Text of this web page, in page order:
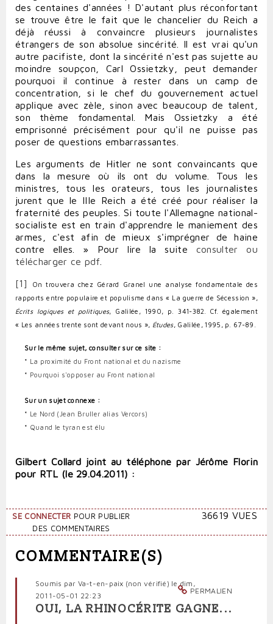
des centaines d'années ! D'autant plus réconfortant
se trouve être le fait que le chancelier du Reich a
déjà réussi à convaincre plusieurs journalistes
étrangers de son absolue sincérité. Il est vrai qu'un
autre pacifiste, dont la sincérité n'est pas sujette au
moindre soupçon, Carl Ossietzky, peut demander
pourquoi il continue à rester dans un camp de
concentration, si le chef du gouvernement actuel
applique avec zèle, sinon avec beaucoup de talent,
son thème fondamental. Mais Ossietzky a été
emprisonné précisément pour qu'il ne puisse pas
poser de questions embarrassantes.
Les arguments de Hitler ne sont convaincants que
dans la mesure où ils ont du volume. Tous les
ministres, tous les orateurs, tous les journalistes
jurent que le IIIe Reich a été créé pour réaliser la
fraternité des peuples. Si toute l'Allemagne national-
socialiste est en train d'apprendre le maniement des
armes, c'est afin de mieux s'imprégner de haine
contre elles. » Pour lire la suite consulter ou
télécharger ce pdf
[1]
On trouvera chez Gérard Granel une analyse fondamentale des
rapports entre populaire et populisme dans « La guerre de Sécession »,
Écrits logiques et politiques, Galilée, 1990, p. 341-382. Cf. également
« Les années trente sont devant nous », Études, Galilée, 1995, p. 67-89.
Sur le même sujet, consulter sur ce site :
* La proximité du Front national et du nazisme
* Pourquoi s'opposer au Front national
Sur un sujet connexe :
* Le Nord (Jean Bruller alias Vercors)
* Quand le tyran est élu
Gilbert Collard joint au téléphone par Jérôme Florin
pour RTL (le 29.04.2011) :
SE CONNECTER POUR PUBLIER
DES COMMENTAIRES
36619 VUES
COMMENTAIRE(S)
PERMALIEN
Soumis par Va-t-en-paix (non vérifié) le dim,
2011-05-01 22:23
OUI, LA RHINOCÉRITE GAGNE...